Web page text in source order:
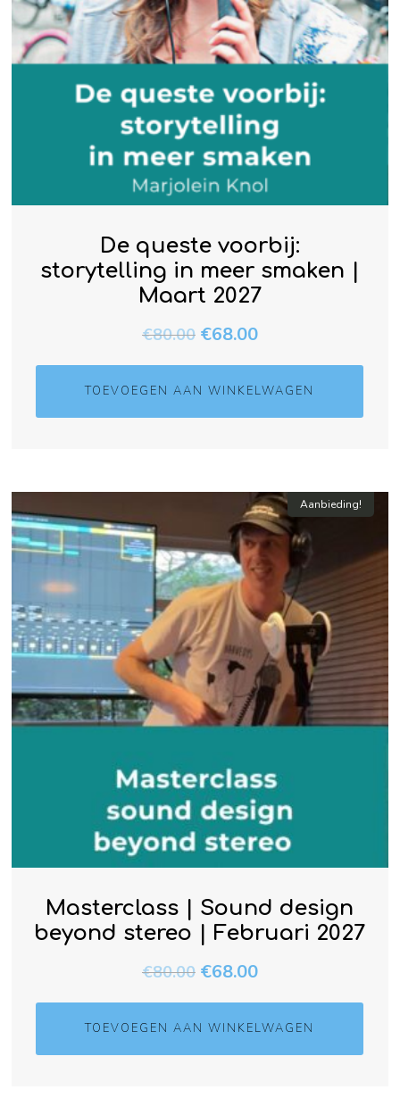
De queste voorbij:
storytelling in meer smaken |
Maart 2027
€80.00 €68.00
TOEVOEGEN AAN WINKELWAGEN
Aanbieding!
Masterclass | Sound design
beyond stereo | Februari 2027
€80.00 €68.00
TOEVOEGEN AAN WINKELWAGEN